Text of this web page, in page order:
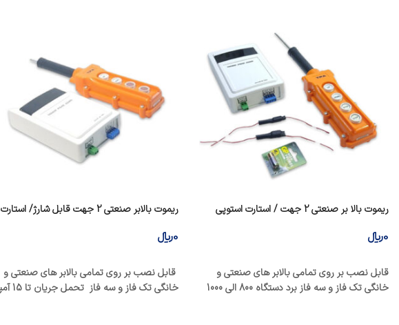
ریموت بالا بر صنعتی 2 جهت / استارت استوپی
0﷼
قابل نصب بر روی تمامی بالابر های صنعتی و
خانگی تک فاز و سه فاز برد دستگاه 800 الی 1000
ریموت بالابر صنعتی 2 جهت قابل شارژ/ استارت
0﷼
قابل نصب بر روی تمامی بالابر های صنعتی و
خانگی تک فاز و سه فاز تحمل جریان تا 15 آمپر